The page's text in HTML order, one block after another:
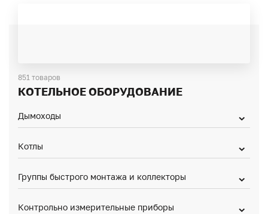
851 товаров
КОТЕЛЬНОЕ ОБОРУДОВАНИЕ
Дымоходы
Котлы
Группы быстрого монтажа и коллекторы
Контрольно измерительные приборы